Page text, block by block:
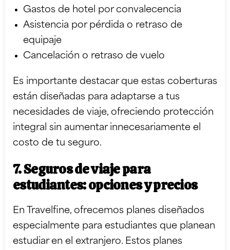
Gastos de hotel por convalecencia
Asistencia por pérdida o retraso de
equipaje
Cancelación o retraso de vuelo
Es importante destacar que estas coberturas
están diseñadas para adaptarse a tus
necesidades de viaje, ofreciendo protección
integral sin aumentar innecesariamente el
costo de tu seguro.
7. Seguros de viaje para
estudiantes: opciones y precios
En Travelfine, ofrecemos planes diseñados
especialmente para estudiantes que planean
estudiar en el extranjero. Estos planes